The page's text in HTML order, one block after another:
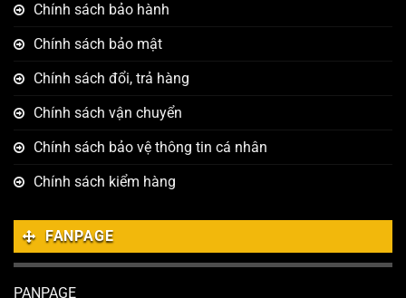
Chính sách bảo hành
Chính sách bảo mật
Chính sách đổi, trả hàng
Chính sách vận chuyển
Chính sách bảo vệ thông tin cá nhân
Chính sách kiểm hàng
FANPAGE
PANPAGE